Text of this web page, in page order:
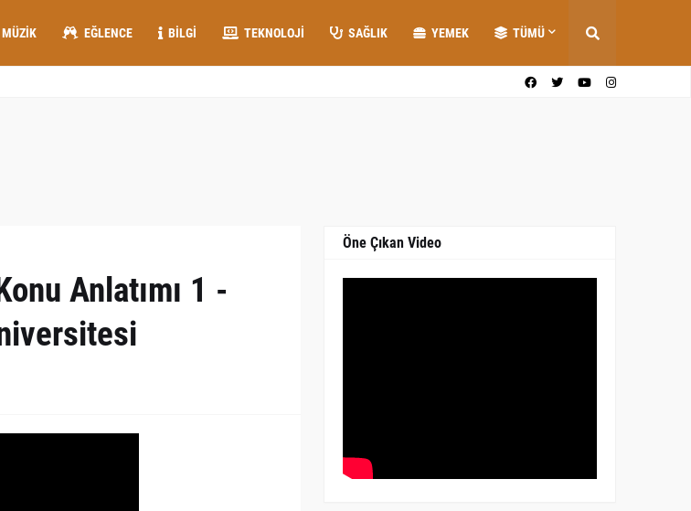
MÜZIK EĞLENCE BILGI TEKNOLOJI SAĞLIK YEMEK TÜMÜ
Anlatımı 1 -
Öne Çıkan Video